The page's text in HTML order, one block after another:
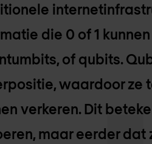
die 0 of 1
of qubits.
waardoor ze
verkeren. Dit
maar eerder dat